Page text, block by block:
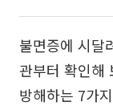
불면증에 시달
관부터 확인해
방해하는 7가